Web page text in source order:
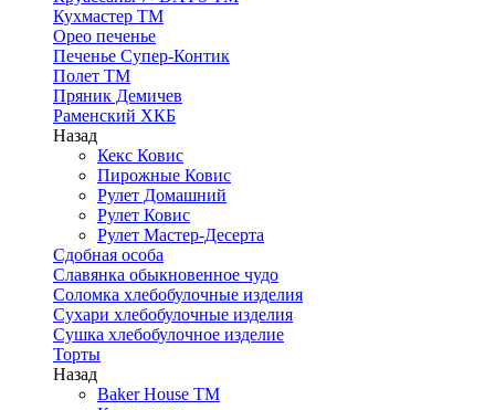
Кухмастер ТМ
Орео печенье
Печенье Супер-Контик
Полет ТМ
Пряник Демичев
Раменский ХКБ
Назад
Кекс Ковис
Пирожные Ковис
Рулет Домашний
Рулет Ковис
Рулет Мастер-Десерта
Сдобная особа
Славянка обыкновенное чудо
Соломка хлебобулочные изделия
Сухари хлебобулочные изделия
Сушка хлебобулочное изделие
Торты
Назад
Baker House ТМ